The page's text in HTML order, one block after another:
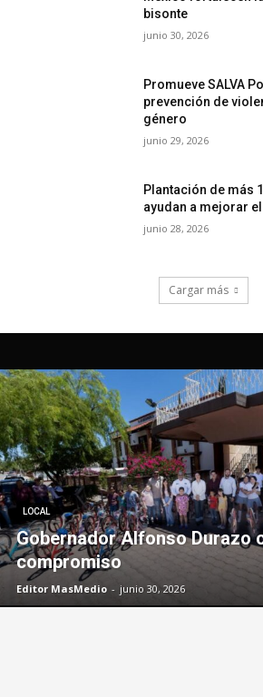
LOCAL
Gobernador Alfonso Durazo
compromiso
Editor MasMedio - junio 30, 2026